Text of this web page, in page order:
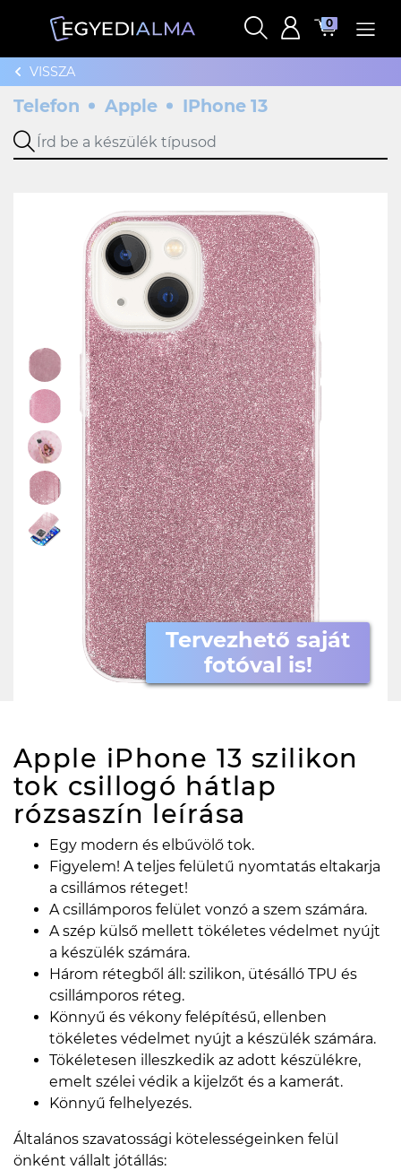
0
VISSZA
Telefon Apple IPhone 13
Tervezhető saját
fotóval is!
Apple iPhone 13 szilikon
tok csillogó hátlap
rózsaszín leírása
Egy modern és elbűvölő tok.
Figyelem! A teljes felületű nyomtatás eltakarja
a csillámos réteget!
A csillámporos felület vonzó a szem számára.
A szép külső mellett tökéletes védelmet nyújt
a készülék számára.
Három rétegből áll: szilikon, ütésálló TPU és
csillámporos réteg.
Könnyű és vékony felépítésű, ellenben
tökéletes védelmet nyújt a készülék számára.
Tökéletesen illeszkedik az adott készülékre,
emelt szélei védik a kijelzőt és a kamerát.
Könnyű felhelyezés.
Általános szavatossági kötelességeinken felül
önként vállalt jótállás: